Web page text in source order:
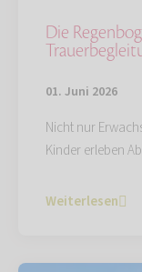
Die
01. Juni 2026
Nicht nur
Kinder erleben
Weiterlesen